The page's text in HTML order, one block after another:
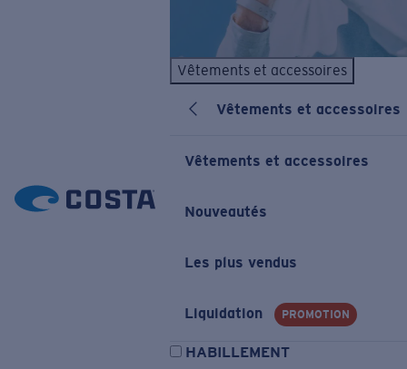
Vêtements et accessoires
Vêtements et accessoires
Vêtements et accessoires
Nouveautés
Les plus vendus
Liquidation PROMOTION
HABILLEMENT